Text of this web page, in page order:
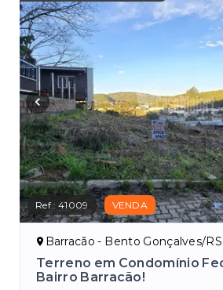
Ref.:41009 VENDA
Barracão - Bento Gonçalves/RS
Terreno em Condomínio
Bairro Barracão!